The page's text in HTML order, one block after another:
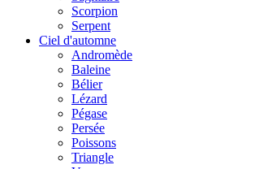
Scorpion
Serpent
Ciel d'automne
Andromède
Baleine
Bélier
Lézard
Pégase
Persée
Poissons
Triangle